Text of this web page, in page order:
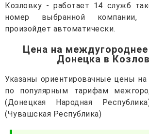
Козловку - работает 14 служб
номер выбранной компании,
произойдет автоматически.
Цена на междугороднее
Донецка в
Указаны ориентировачные цены на
по популярным тарифам
(Донецкая Народная
(Чувашская Республика)